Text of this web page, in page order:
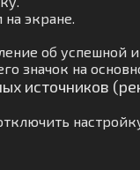
экране.
об успешной
значок на
источников